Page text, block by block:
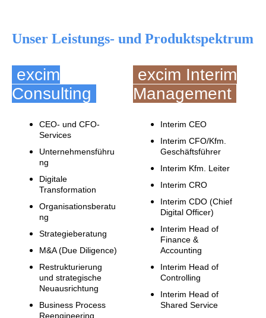
Unser Leistungs- und Produktspektrum
excim
Consulting
excim Interim
Management
CEO- und CFO-
Services
Unternehmensführu
ng
Digitale
Transformation
Organisationsberatu
ng
Strategieberatung
M&A (Due Diligence)
Restrukturierung
und strategische
Neuausrichtung
Business Process
Reengineering
Interim CEO
Interim CFO/Kfm.
Geschäftsführer
Interim Kfm. Leiter
Interim CRO
Interim CDO (Chief
Digital Officer)
Interim Head of
Finance &
Accounting
Interim Head of
Controlling
Interim Head of
Shared Service